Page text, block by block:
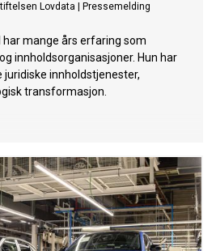
Lovdata Pressemelding
mange års erfaring som
innholdsorganisasjoner. Hun har
innholdstjenester,
transformasjon.